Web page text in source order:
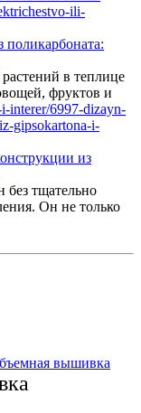
поликарбоната:
в теплице
фруктов и
из
без тщательно
Он не только
вышивка